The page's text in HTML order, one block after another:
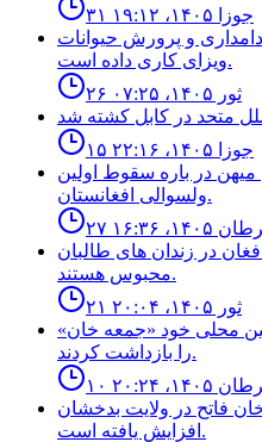
۳۱ جوزا ۱۴۰۵، ۱۹:۱۲
بخش دامداری و پرورش حیوانات
ویزای کاری داده است.
۲۶ ثور ۱۴۰۵، ۰۷:۲۵
۱۵ جوزا ۱۴۰۵، ۲۲:۱۶
ميهن در باره سقوط اولين
ولسوالى افغانستان.
۱۴۰۵، ۱۶:۳۶
۸ خبرنگار افغان در زندان‌ های طالبان
محبوس هستند.
۲۱ ثور ۱۴۰۵، ۲۰:۰۴
محلی خود «جمعه خان»
را بازداشت کردند.
۱۴۰۵، ۲۰:۲۴
فاتح در ولايت بدخشان
افزايش يافته است.